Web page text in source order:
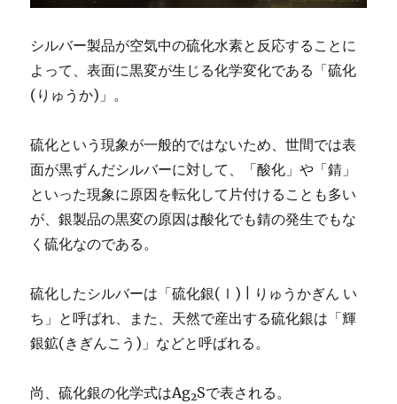
シルバー製品が空気中の硫化水素と反応することに
よって、表面に黒変が生じる化学変化である「硫化
(りゅうか)」。
硫化という現象が一般的ではないため、世間では表
面が黒ずんだシルバーに対して、「酸化」や「錆」
といった現象に原因を転化して片付けることも多い
が、銀製品の黒変の原因は酸化でも錆の発生でもな
く硫化なのである。
硫化したシルバーは「硫化銀(Ⅰ) | りゅうかぎん い
ち」と呼ばれ、また、天然で産出する硫化銀は「輝
銀鉱(きぎんこう)」などと呼ばれる。
尚、硫化銀の化学式はAg2Sで表される。